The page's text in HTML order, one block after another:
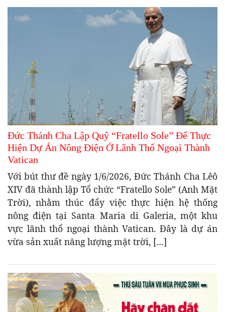
Đức Thánh Cha Lập Quỹ “Fratello Sole” Để Thực
Hiện Dự Án Nông Điện Ở Lãnh Thổ Ngoại Thành
Vatican
Với bút thư đề ngày 1/6/2026, Đức Thánh Cha Lêô
XIV đã thành lập Tổ chức “Fratello Sole” (Anh Mặt
Trời), nhằm thúc đẩy việc thực hiện hệ thống
nông điện tại Santa Maria di Galeria, một khu
vực lãnh thổ ngoại thành Vatican. Đây là dự án
vừa sản xuất năng lượng mặt trời, […]